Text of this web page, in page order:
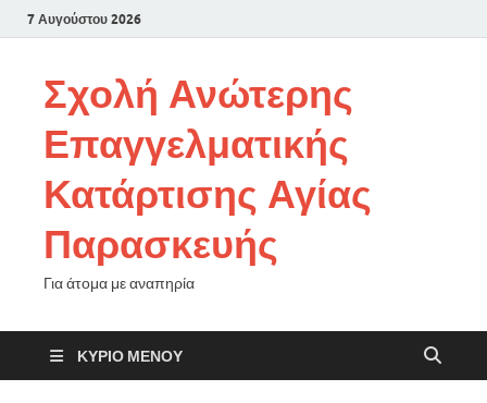
7 Αυγούστου 2026
Σχολή Ανώτερης
Επαγγελματικής
Κατάρτισης Αγίας
Παρασκευής
Για άτομα με αναπηρία
ΚΎΡΙΟ ΜΕΝΟΎ